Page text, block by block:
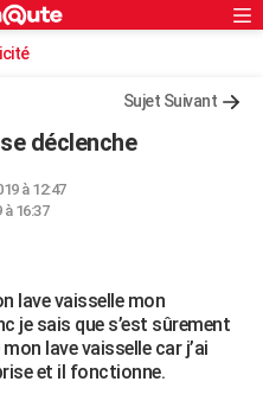
Sujet Suivant
déclenche
à 12:47
16:37
lave vaisselle mon
je sais que s’est sûrement
lave vaisselle car j’ai
et il fonctionne.